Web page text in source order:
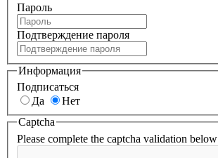
Пароль
Подтверждение пароля
Информация
Подписаться
Да
Нет
Captcha
Please complete the captcha validation below